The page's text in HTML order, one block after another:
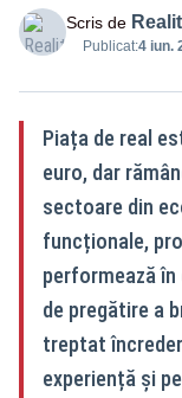
Scris de
Publicat:4 iun.
Piața de real
euro, dar
sectoare din
funcționale,
performează
de pregătire a
treptat
experiență și